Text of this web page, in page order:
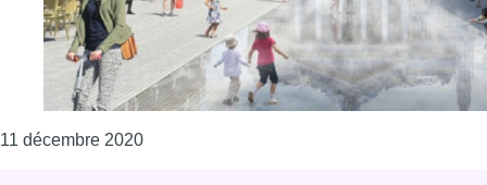
11 décembre 2020Consulter l'article "La surface d’eau prévue